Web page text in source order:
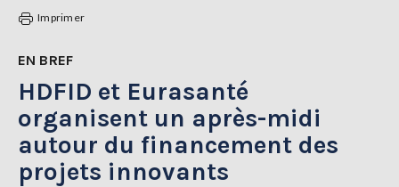
RÉGIONS
TENDANCES
SERVICES
LA
GAZETTE
Imprimer
EN BREF
HDFID et Eurasanté
organisent un après-midi
autour du financement des
projets innovants